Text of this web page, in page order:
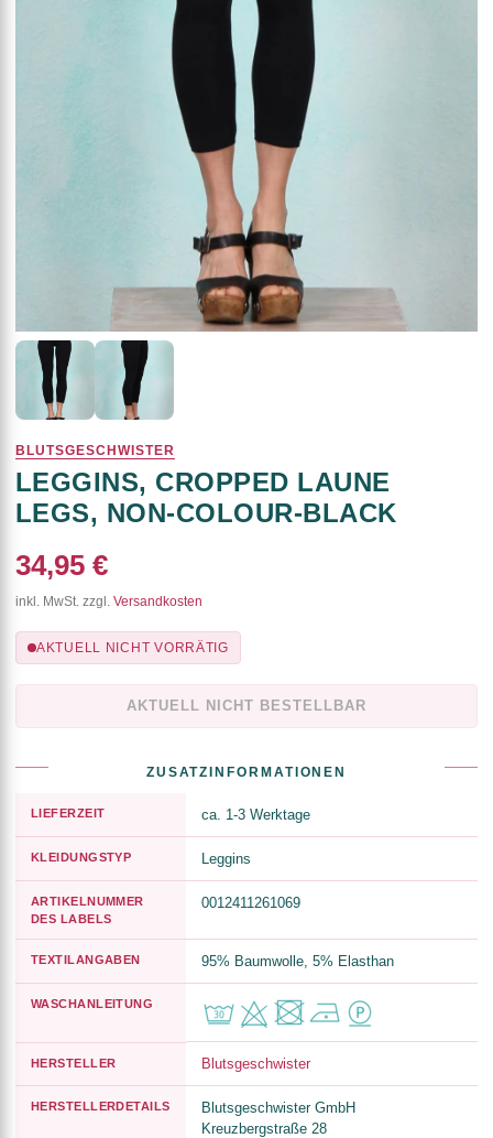
BLUTSGESCHWISTER
LEGGINS, CROPPED LAUNE
LEGS, NON-COLOUR-BLACK
34,95 €
inkl. MwSt. zzgl. Versandkosten
AKTUELL NICHT VORRÄTIG
AKTUELL NICHT BESTELLBAR
ZUSATZINFORMATIONEN
LIEFERZEIT ca. 1-3 Werktage
KLEIDUNGSTYP Leggins
ARTIKELNUMMER
DES LABELS
0012411261069
TEXTILANGABEN 95% Baumwolle, 5% Elasthan
WASCHANLEITUNG
HERSTELLER Blutsgeschwister
HERSTELLERDETAILS
Blutsgeschwister GmbH
Kreuzbergstraße 28